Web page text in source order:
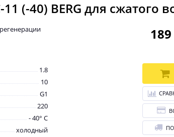
(-40) BERG для сжатого
1.8
10
G1
220
- 40° С
холодный